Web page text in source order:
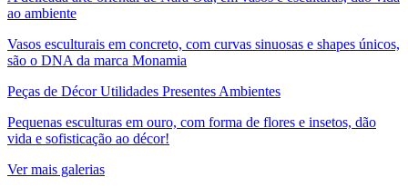
ao ambiente
Vasos esculturais em concreto, com curvas sinuosas e shapes únicos,
são o DNA da marca Monamia
Peças de Décor Utilidades Presentes Ambientes
Pequenas esculturas em ouro, com forma de flores e insetos, dão
vida e sofisticação ao décor!
Ver mais galerias